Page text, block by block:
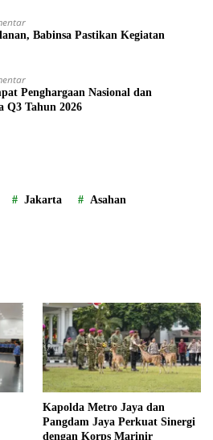
Babinsa Pastikan Kegiatan
Penghargaan Nasional dan
Q3 Tahun 2026
Jakarta Asahan
Kapolda Metro Jaya dan
Pangdam Jaya Perkuat Sinergi
dengan Korps Marinir